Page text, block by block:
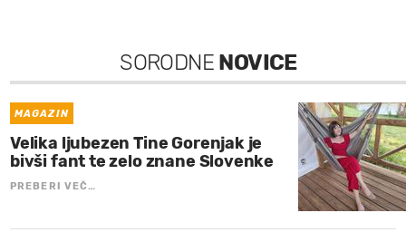
SORODNE NOVICE
MAGAZIN
Velika ljubezen Tine Gorenjak je
bivši fant te zelo znane Slovenke
PREBERI VEČ…